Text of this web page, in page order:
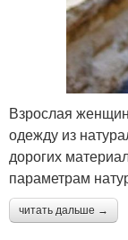
Взрослая
одежду из
дорогих
параметрам
читать дальше →